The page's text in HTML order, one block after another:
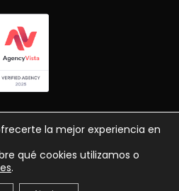
la mejor experiencia en
qué cookies utilizamos o
.